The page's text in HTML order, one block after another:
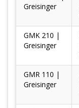
Greisinger
GMK 210 |
Greisinger
GMR 110 |
Greisinger